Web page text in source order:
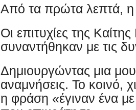
Από τα πρώτα λεπτά, η
Οι επιτυχίες της
συναντήθηκαν με τις
Δημιουργώντας μια
αναμνήσεις. Το κοινό,
η φράση «έγιναν ένα